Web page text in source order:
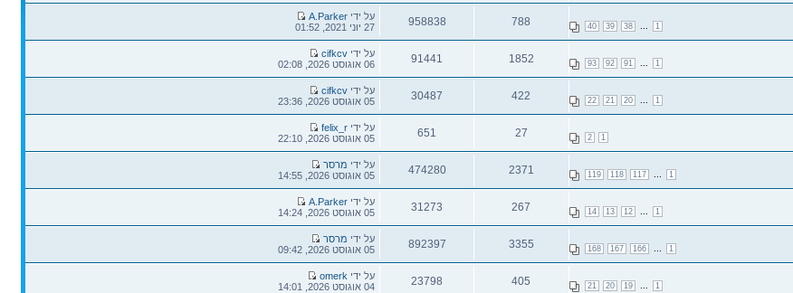
תגובות
צפיות
1
38
39
40
788
תגובות
958838
צפיות
הודעה
אחרונה
על ידי A.Parker
27 יוני 2021, 01:52
1
91
92
93
1852
תגובות
91441
צפיות
הודעה
אחרונה
על ידי cifkcv
06 אוגוסט 2026, 02:08
1
20
21
22
422
תגובות
30487
צפיות
הודעה
אחרונה
על ידי cifkcv
05 אוגוסט 2026, 23:36
1
2
27
תגובות
651
צפיות
הודעה
אחרונה
על ידי felix_r
05 אוגוסט 2026, 22:10
1
117
118
119
2371
תגובות
474280
צפיות
הודעה
אחרונה
על ידי מרסר
05 אוגוסט 2026, 14:55
1
12
13
14
267
תגובות
31273
צפיות
הודעה
אחרונה
על ידי A.Parker
05 אוגוסט 2026, 14:24
1
166
167
168
3355
תגובות
892397
צפיות
הודעה
אחרונה
על ידי מרסר
05 אוגוסט 2026, 09:42
1
19
20
21
405
23798
הודעה
אחרונה
על ידי omerk
04 אוגוסט 2026, 14:01